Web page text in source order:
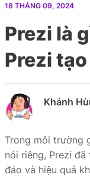
18 THÁNG 09, 2024
Prezi là
Prezi
Khánh
Trong môi trường
nói riêng, Prezi
đáo và hiệu quả